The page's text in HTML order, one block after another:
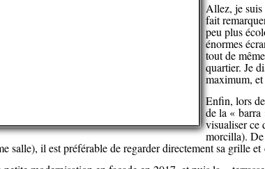
Allez, je suis
fait
peu plus
énormes
tout de
quartier. Je
maximum,
Enfin, lors
de la « barra
visualiser ce
morcilla). De
salle), il est préférable de regarder directement sa grille